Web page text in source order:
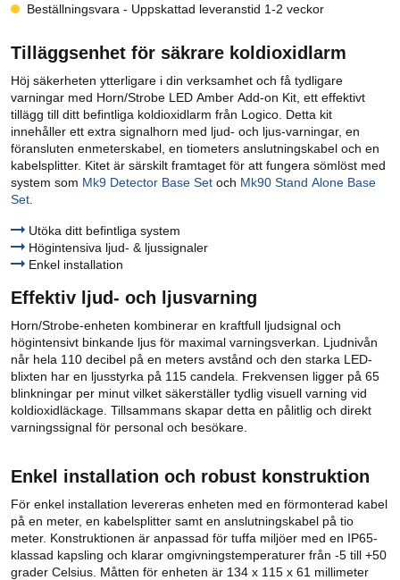
Beställningsvara - Uppskattad leveranstid 1-2 veckor
Tilläggsenhet för säkrare koldioxidlarm
Höj säkerheten ytterligare i din verksamhet och få tydligare
varningar med Horn/Strobe LED Amber Add-on Kit, ett effektivt
tillägg till ditt befintliga koldioxidlarm från Logico. Detta kit
innehåller ett extra signalhorn med ljud- och ljus-varningar, en
föransluten enmeterskabel, en tiometers anslutningskabel och en
kabelsplitter. Kitet är särskilt framtaget för att fungera sömlöst med
system som Mk9 Detector Base Set och Mk90 Stand Alone Base
Set
Utöka ditt befintliga system
Högintensiva ljud- & ljussignaler
Enkel installation
Effektiv ljud- och ljusvarning
Horn/Strobe-enheten kombinerar en kraftfull ljudsignal och
högintensivt binkande ljus för maximal varningsverkan. Ljudnivån
når hela 110 decibel på en meters avstånd och den starka LED-
blixten har en ljusstyrka på 115 candela. Frekvensen ligger på 65
blinkningar per minut vilket säkerställer tydlig visuell varning vid
koldioxidläckage. Tillsammans skapar detta en pålitlig och direkt
varningssignal för personal och besökare.
Enkel installation och robust konstruktion
För enkel installation levereras enheten med en förmonterad kabel
på en meter, en kabelsplitter samt en anslutningskabel på tio
meter. Konstruktionen är anpassad för tuffa miljöer med en IP65-
klassad kapsling och klarar omgivningstemperaturer från -5 till +50
grader Celsius. Måtten för enheten är 134 x 115 x 61 millimeter